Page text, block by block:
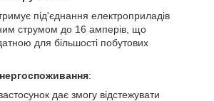
під'єднання електроприладів
струмом до 16 амперів, що
для більшості побутових
:
дає змогу відстежувати